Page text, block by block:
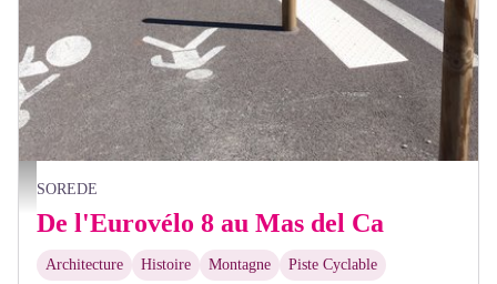
François-Xavier Hallé
SOREDE
De l'Eurovélo 8 au Mas del Ca
Architecture Histoire Montagne Piste Cyclable